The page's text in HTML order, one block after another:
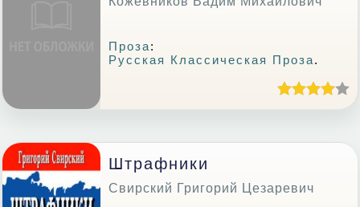
Проза:
Русская Классическая Проза.
Штрафники
Свирский Григорий Цезаревич